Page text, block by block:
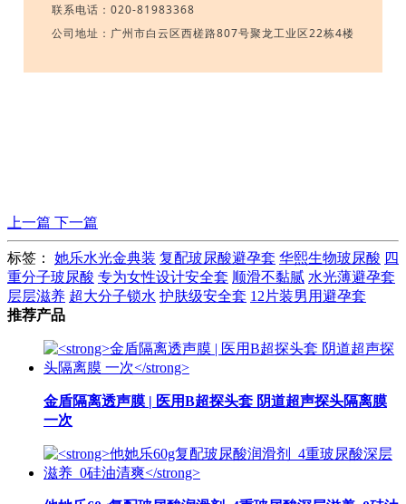
联系电话：020-81983368
公司地址：广州市白云区西槎路807号聚龙工业区22栋4楼
上一篇 下一篇
标签： 她乐水光金典装 复配玻尿酸避孕套 华熙生物玻尿酸 四
重分子玻尿酸 专为女性设计安全套 顺滑不黏腻 水光薄避孕套
层层滋养 超大分子锁水 护肤级安全套 12片装男用避孕套
推荐产品
金盾隔离透声膜 | 医用B超探头套 阴道超声探头隔离膜
一次